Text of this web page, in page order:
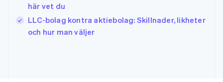
här vet du
LLC-bolag kontra aktiebolag: Skillnader, likheter
och hur man väljer
English Français
Kroatien
EnglishItaliano